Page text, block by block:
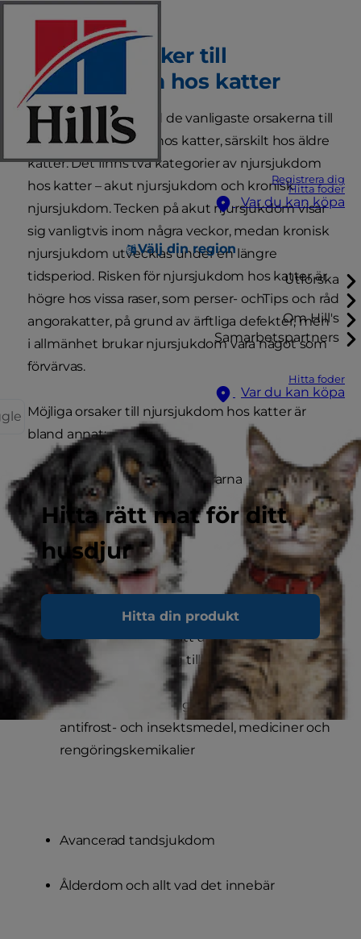
Registrera dig
Hitta foder
Var du kan köpa
Välj din region
Utforska
Tips och råd
Om Hill's
Samarbetspartners
Hitta foder
Var du kan köpa
Hitta rätt mat för ditt
husdjur
Hitta din produkt
njursjukdom.
Vanliga orsaker till
njursjukdom hos katter
Njurproblem är bland de vanligaste orsakerna till
allvarliga sjukdomar hos katter, särskilt hos äldre
katter. Det finns två kategorier av njursjukdom
hos katter – akut njursjukdom och kronisk
njursjukdom. Tecken på akut njursjukdom visar
sig vanligtvis inom några veckor, medan kronisk
njursjukdom utvecklas under en längre
tidsperiod. Risken för njursjukdom hos katter är
högre hos vissa raser, som perser- och
angorakatter, på grund av ärftliga defekter, men
i allmänhet brukar njursjukdom vara något som
förvärvas.
Möjliga orsaker till njursjukdom hos katter är
bland annat:
Minskat urinflöde till njurarna
Högt blodtryck
Cancer
Hinder, t.ex. njursten eller blockering av
urinröret, som gör att urintrycket byggs
upp och tränger sig tillbaka till njurarna
Katten har fått i sig giftiga ämnen, t.ex.
antifrost- och insektsmedel, mediciner och
rengöringskemikalier
Avancerad tandsjukdom
Ålderdom och allt vad det innebär